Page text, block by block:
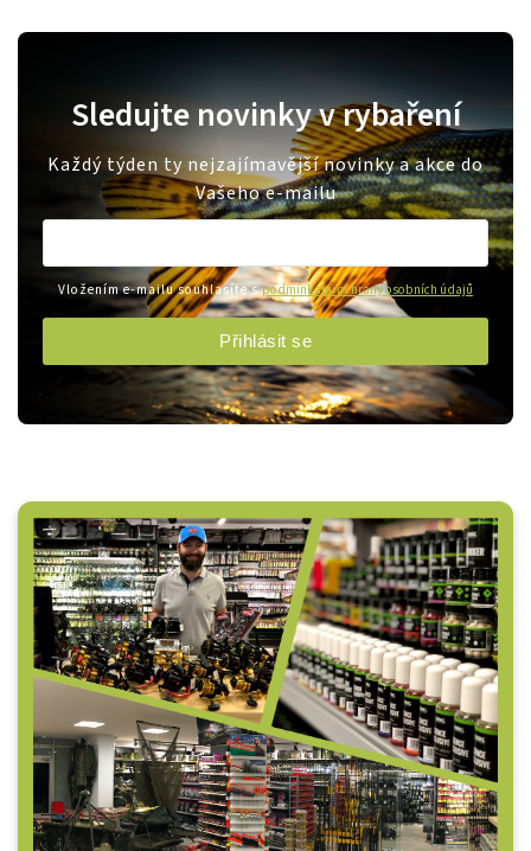
Sledujte novinky v rybaření
Každý týden ty nejzajímavější novinky a akce do
Vašeho e-mailu
Vložením e-mailu souhlasíte spodmínkami ochrany osobních údajů
Přihlásit se